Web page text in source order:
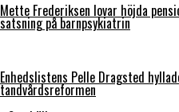
Mette Frederiksen lovar höjda
satsning på barnpsykiatrin
Enhedslistens Pelle Dragsted
tandvårdsreformen